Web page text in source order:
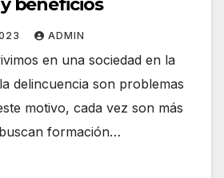
ADMIN
en una sociedad en la
delincuencia son problemas
motivo, cada vez son más
formación…